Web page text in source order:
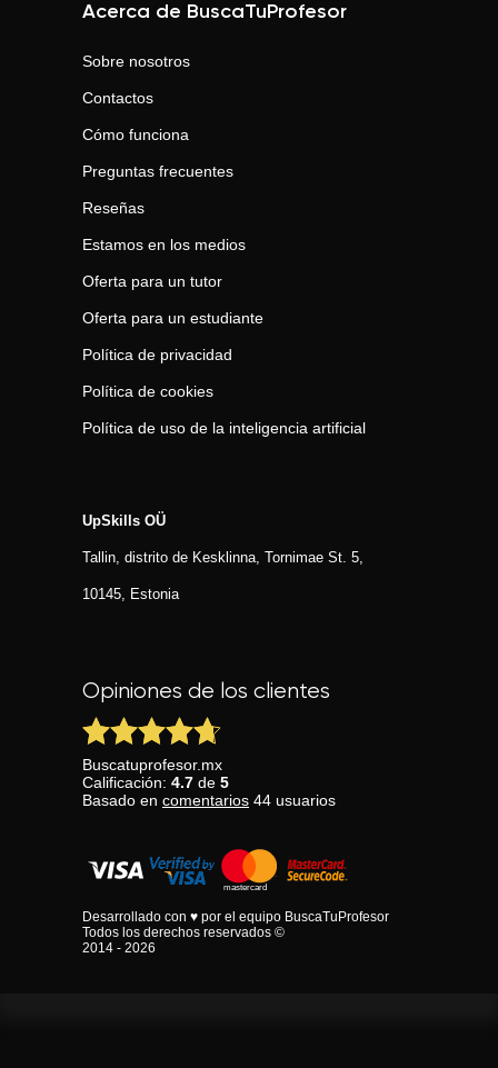
Acerca de BuscaTuProfesor
Sobre nosotros
Contactos
Cómo funciona
Preguntas frecuentes
Reseñas
Estamos en los medios
Oferta para un tutor
Oferta para un estudiante
Política de privacidad
Política de cookies
Política de uso de la inteligencia artificial
UpSkills OÜ
Tallin, distrito de Kesklinna, Tornimаe St. 5,
10145, Estonia
Opiniones de los clientes
Buscatuprofesor.mx
Calificación: 4.7 de 5
Basado en comentarios 44 usuarios
Desarrollado con ♥ por el equipo BuscaTuProfesor
Todos los derechos reservados ©
2014 - 2026